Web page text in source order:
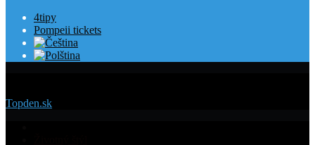
4tipy
Pompeii tickets
Topden.sk